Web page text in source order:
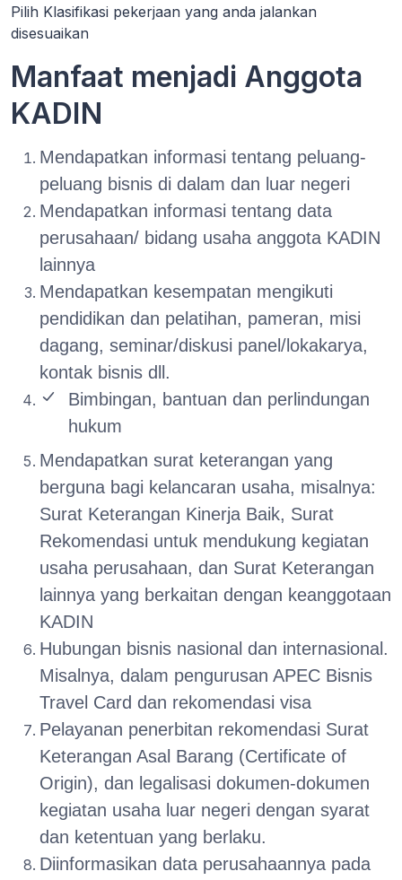
Pilih Klasifikasi pekerjaan yang anda jalankan
disesuaikan
Manfaat menjadi Anggota
KADIN
Mendapatkan informasi tentang peluang-
peluang bisnis di dalam dan luar negeri
Mendapatkan informasi tentang data
perusahaan/ bidang usaha anggota KADIN
lainnya
Mendapatkan kesempatan mengikuti
pendidikan dan pelatihan, pameran, misi
dagang, seminar/diskusi panel/lokakarya,
kontak bisnis dll.
Bimbingan, bantuan dan perlindungan
hukum
Mendapatkan surat keterangan yang
berguna bagi kelancaran usaha, misalnya:
Surat Keterangan Kinerja Baik, Surat
Rekomendasi untuk mendukung kegiatan
usaha perusahaan, dan Surat Keterangan
lainnya yang berkaitan dengan keanggotaan
KADIN
Hubungan bisnis nasional dan internasional.
Misalnya, dalam pengurusan APEC Bisnis
Travel Card dan rekomendasi visa
Pelayanan penerbitan rekomendasi Surat
Keterangan Asal Barang (Certificate of
Origin), dan legalisasi dokumen-dokumen
kegiatan usaha luar negeri dengan syarat
dan ketentuan yang berlaku.
Diinformasikan data perusahaannya pada